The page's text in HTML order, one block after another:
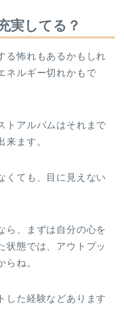
実してる？
る怖れもあるかもしれ
ネルギー切れかもで
トアルバムはそれまで
来ます。
くても、目に見えない
ら、まずは自分の心を
状態では、アウトプッ
らね。
した経験などあります